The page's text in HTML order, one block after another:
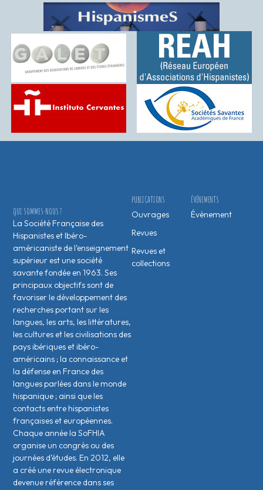
ÉVÉNEMENTS
Évènement
PUBLICATIONS
Ouvrages
Revues
Revues et
collections
QUI SOMMES-NOUS ?
La Société Française des
Hispanistes et Ibéro-
américaniste de l’enseignement
supérieur est une société
savante fondée en 1963. Ses
principaux objectifs sont de
favoriser le développement des
recherches portant sur les
langues, les arts, les littératures,
les cultures et les civilisations des
pays ibériques et ibéro-
américains ; la connaissance et
la défense en France des
langues parlées dans le monde
hispanique ; ainsi que les
contacts entre hispanistes
français·es et européen·nes.
Chaque année la SoFHIA
organise un congrès ou des
journées d’études. En 2012, elle
a créé une revue électronique
devenue référence dans ses